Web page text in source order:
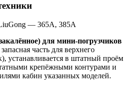
— 365А, 385А
для мини‑погрузчиков
часть для верхнего
устанавливается в штатный проём
крепёжными контурами и
кабин указанных моделей.